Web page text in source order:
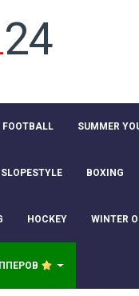
24
FOOTBALL SUMMER
SLOPESTYLE BOXING
HOCKEY WINTER